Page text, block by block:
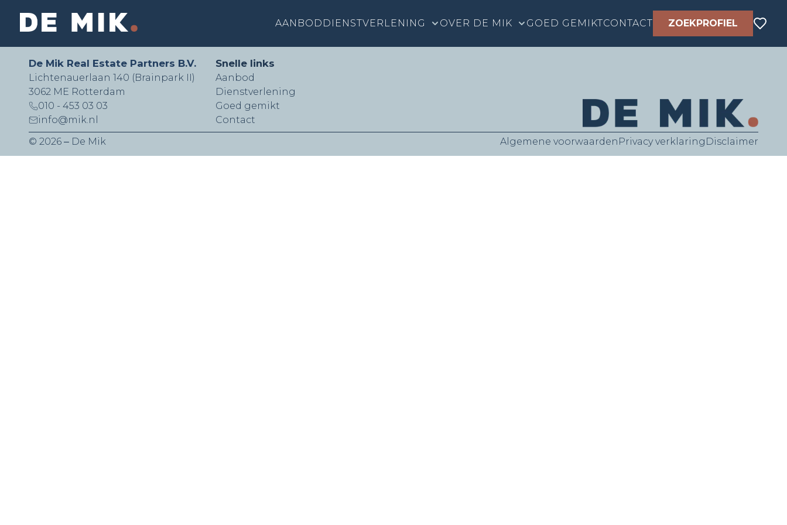
AANBOD DIENSTVERLENING OVER DE MIK GOED GEMIKTCONTACT ZOEKPROFIEL
De Mik Real Estate Partners B.V.
Lichtenauerlaan 140 (Brainpark II)
3062 ME Rotterdam
010 - 453 03 03
info@mik.nl
Snelle links
Aanbod
Dienstverlening
Goed gemikt
Contact
© 2026 ‒ De Mik
Algemene voorwaarden Privacy verklaring Disclaimer